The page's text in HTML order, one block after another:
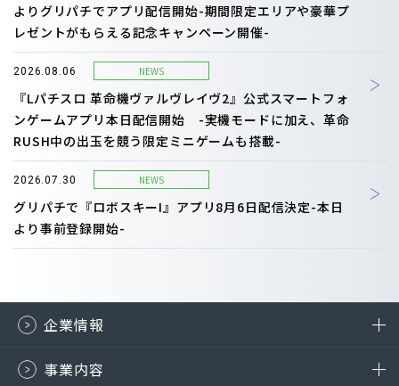
よりグリパチでアプリ配信開始-期間限定エリアや豪華プ
レゼントがもらえる記念キャンペーン開催-
2026.08.06 NEWS
『Lパチスロ 革命機ヴァルヴレイヴ2』公式スマートフォ
ンゲームアプリ本日配信開始 -実機モードに加え、革命
RUSH中の出玉を競う限定ミニゲームも搭載-
2026.07.30 NEWS
グリパチで『ロボスキーI』アプリ8月6日配信決定-本日
より事前登録開始-
企業情報
事業内容